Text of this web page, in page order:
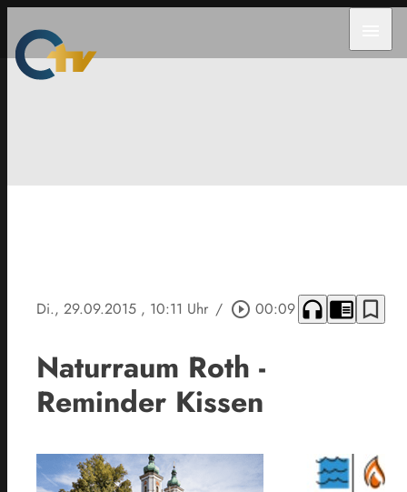
Di., 29.09.2015 , 10:11 Uhr / play_circle_outline 00:09 headphones chrome_reader_mode bookmark_border
Naturraum Roth -
Reminder Kissen